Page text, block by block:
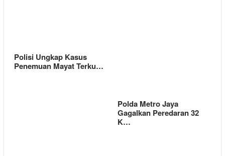
Polisi Ungkap Kasus
Penemuan Mayat Terku…
Polda Metro Jaya
Gagalkan Peredaran 32
K…